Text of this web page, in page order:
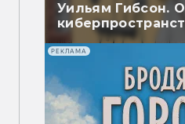
Уильям Гибсон.
РЕКЛАМА